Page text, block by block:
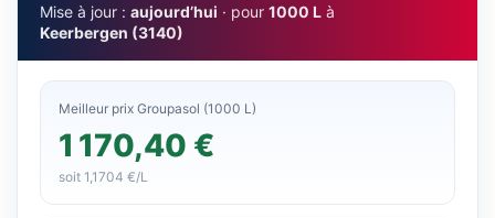
Mise à jour : aujourd’hui · pour 1000 L à
Keerbergen (3140)
Meilleur prix Groupasol (1000 L)
1 170,40 €
soit 1,1704 €/L